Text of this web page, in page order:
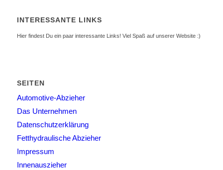
INTERESSANTE LINKS
Hier findest Du ein paar interessante Links! Viel Spaß auf unserer Website :)
SEITEN
Automotive-Abzieher
Das Unternehmen
Datenschutzerklärung
Fetthydraulische Abzieher
Impressum
Innenauszieher